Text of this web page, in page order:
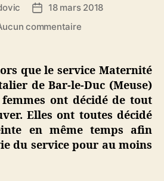
Date18 mars 2018
commentairesur
Duc
pour
sauver
leur
maternité,
108
que le service Maternité
de Bar-le-Duc (Meuse)
ont décidé de tout
Elles ont toutes décidé
en même temps afin
du service pour au moins